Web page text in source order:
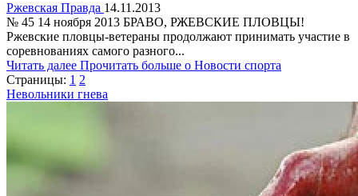
Ржевская Правда 14.11.2013
№ 45 14 ноября 2013 БРАВО, РЖЕВСКИЕ ПЛОВЦЫ!
Ржевские пловцы-ветераны продолжают принимать участие в
соревнованиях самого разного...
Читать далее Прочитать больше о Новости спорта
Страницы: 1 2
Невольники гнева